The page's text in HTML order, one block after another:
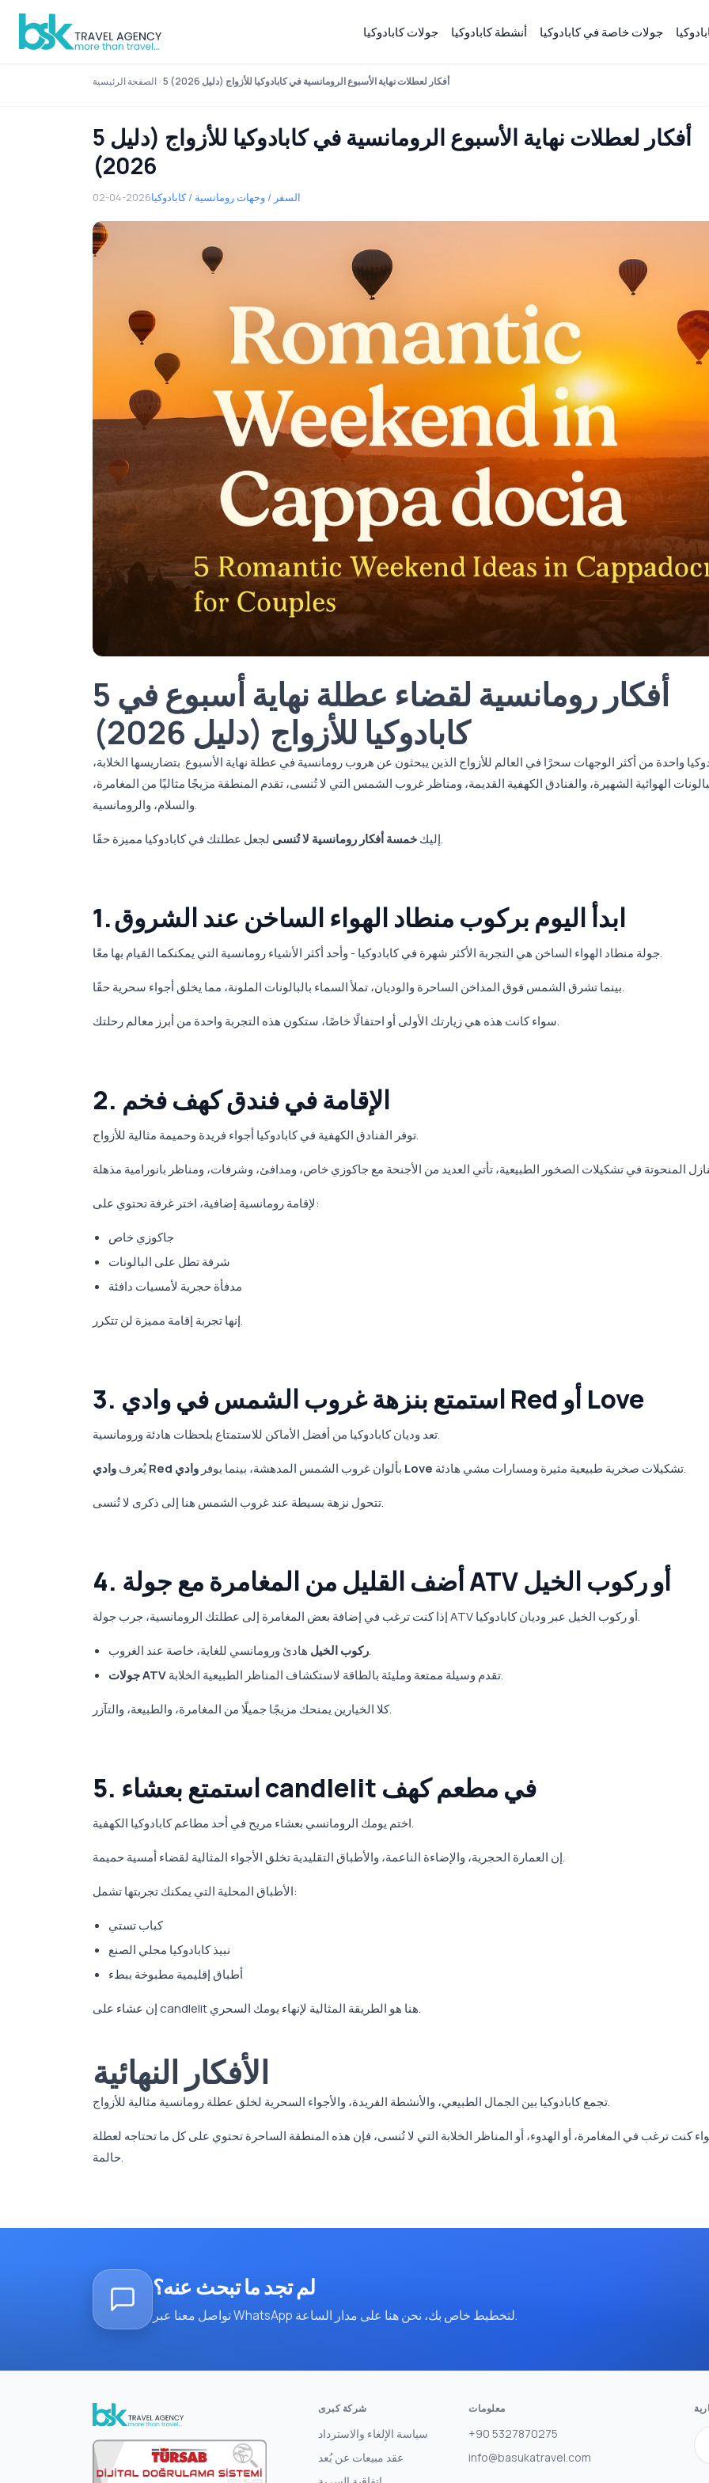
جولات كابادوكيا أنشطة كابادوكيا جولات خاصة في كابادوكيا
الصفحة الرئيسية 5 أفكار لعطلات نهاية الأسبوع الرومانسية في كابادوكيا للأزواج (دليل 2026)
5 أفكار لعطلات نهاية الأسبوع الرومانسية في كابادوكيا للأزواج (دليل
2026)
02-04-2026السفر / وجهات رومانسية / كابادوكيا
5 أفكار رومانسية لقضاء عطلة نهاية أسبوع في
كابادوكيا للأزواج (دليل 2026)
واحدة من أكثر الوجهات سحرًا في العالم للأزواج الذين يبحثون عن هروب رومانسية في عطلة نهاية الأسبوع. بتضاريسها الخلابة،
الهوائية الشهيرة، والفنادق الكهفية القديمة، ومناظر غروب الشمس التي لا تُنسى، تقدم المنطقة مزيجًا مثاليًا من المغامرة،
والسلام، والرومانسية.
إليكخمسة أفكار رومانسية لا تُنسى لجعل عطلتك في كابادوكيا مميزة حقًا.
1. ابدأ اليوم بركوب منطاد الهواء الساخن عند الشروق
جولة منطاد الهواء الساخن هي التجربة الأكثر شهرة في كابادوكيا - وأحد أكثر الأشياء رومانسية التي يمكنكما القيام بها معًا.
بينما تشرق الشمس فوق المداخن الساحرة والوديان، تملأ السماء بالبالونات الملونة، مما يخلق أجواء سحرية حقًا.
سواء كانت هذه هي زيارتك الأولى أو احتفالًا خاصًا، ستكون هذه التجربة واحدة من أبرز معالم رحلتك.
2. الإقامة في فندق كهف فخم
توفر الفنادق الكهفية في كابادوكيا أجواء فريدة وحميمة مثالية للأزواج.
لإقامة رومانسية إضافية، اختر غرفة تحتوي على:
جاكوزي خاص
شرفة تطل على البالونات
مدفأة حجرية لأمسيات دافئة
إنها تجربة إقامة مميزة لن تتكرر.
3. استمتع بنزهة غروب الشمس في وادي Red أو Love
تعد وديان كابادوكيا من أفضل الأماكن للاستمتاع بلحظات هادئة ورومانسية.
يُعرفوادي Red بألوان غروب الشمس المدهشة، بينما يوفر وادي Love تشكيلات صخرية طبيعية مثيرة ومسارات مشي هادئة.
تتحول نزهة بسيطة عند غروب الشمس هنا إلى ذكرى لا تُنسى.
4. أضف القليل من المغامرة مع جولة ATV أو ركوب الخيل
إذا كنت ترغب في إضافة بعض المغامرة إلى عطلتك الرومانسية، جرب جولة ATV أو ركوب الخيل عبر وديان كابادوكيا.
ركوب الخيلهادئ ورومانسي للغاية، خاصة عند الغروب.
جولات ATV
تقدم وسيلة ممتعة ومليئة بالطاقة لاستكشاف المناظر الطبيعية الخلابة.
كلا الخيارين يمنحك مزيجًا جميلًا من المغامرة، والطبيعة، والتآزر.
5. استمتع بعشاء candlelit في مطعم كهف
اختم يومك الرومانسي بعشاء مريح في أحد مطاعم كابادوكيا الكهفية.
إن العمارة الحجرية، والإضاءة الناعمة، والأطباق التقليدية تخلق الأجواء المثالية لقضاء أمسية حميمة.
الأطباق المحلية التي يمكنك تجربتها تشمل:
كباب تستي
نبيذ كابادوكيا محلي الصنع
أطباق إقليمية مطبوخة ببطء
إن عشاء على candlelit هنا هو الطريقة المثالية لإنهاء يومك السحري.
الأفكار النهائية
تجمع كابادوكيا بين الجمال الطبيعي، والأنشطة الفريدة، والأجواء السحرية لخلق عطلة رومانسية مثالية للأزواج.
كنت ترغب في المغامرة، أو الهدوء، أو المناظر الخلابة التي لا تُنسى، فإن هذه المنطقة الساحرة تحتوي على كل ما تحتاجه لعطلة
حالمة.
لم تجد ما تبحث عنه؟
تواصل معنا عبر WhatsApp لتخطيط خاص بك، نحن هنا على مدار الساعة.
شركة كبرى
سياسة الإلغاء والاسترداد
عقد مبيعات عن بُعد
معلومات
+90 5327870275
info@basukatravel.com